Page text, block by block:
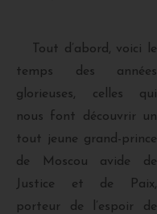
Tout d’abord, voici le
temps des années
glorieuses, celles qui
nous font découvrir un
tout jeune grand-prince
de Moscou avide de
Justice et de Paix,
porteur de l’espoir de